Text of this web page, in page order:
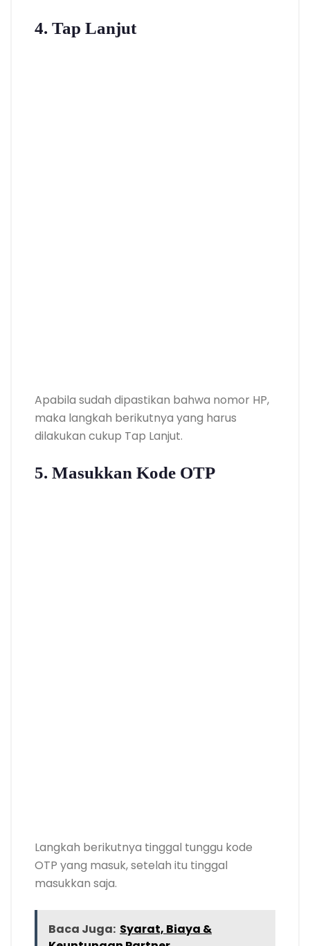
4. Tap Lanjut
Apabila sudah dipastikan bahwa nomor HP,
maka langkah berikutnya yang harus
dilakukan cukup Tap Lanjut.
5. Masukkan Kode OTP
Langkah berikutnya tinggal tunggu kode
OTP yang masuk, setelah itu tinggal
masukkan saja.
Baca Juga: Syarat, Biaya &